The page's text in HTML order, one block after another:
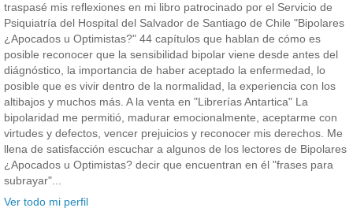
traspasé mis reflexiones en mi libro patrocinado por el Servicio de
Psiquiatría del Hospital del Salvador de Santiago de Chile "Bipolares
¿Apocados u Optimistas?" 44 capítulos que hablan de cómo es
posible reconocer que la sensibilidad bipolar viene desde antes del
diágnóstico, la importancia de haber aceptado la enfermedad, lo
posible que es vivir dentro de la normalidad, la experiencia con los
altibajos y muchos más. A la venta en "Librerías Antartica" La
bipolaridad me permitió, madurar emocionalmente, aceptarme con
virtudes y defectos, vencer prejuicios y reconocer mis derechos. Me
llena de satisfacción escuchar a algunos de los lectores de Bipolares
¿Apocados u Optimistas? decir que encuentran en él "frases para
subrayar"...
Ver todo mi perfil